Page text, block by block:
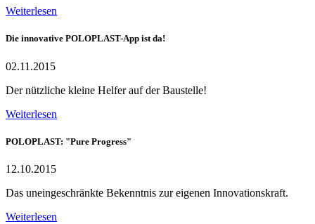
Weiterlesen
Die innovative POLOPLAST-App ist da!
02.11.2015
Der nützliche kleine Helfer auf der Baustelle!
Weiterlesen
POLOPLAST: "Pure Progress"
12.10.2015
Das uneingeschränkte Bekenntnis zur eigenen Innovationskraft.
Weiterlesen